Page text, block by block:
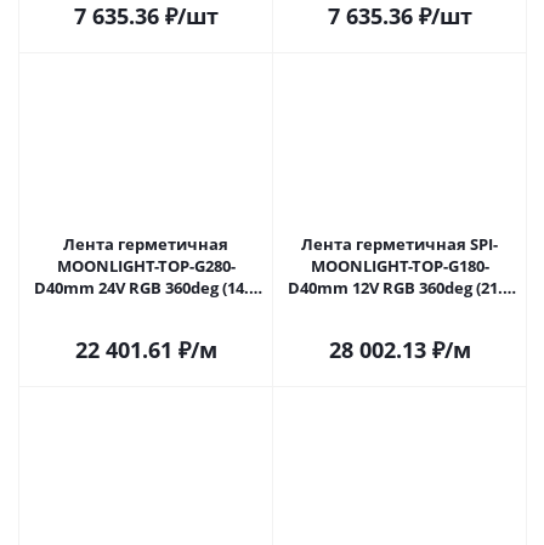
года)
7 635.36₽/шт
года)
7 635.36₽/шт
Лента герметичная
MOONLIGHT-TOP-G280-
D40mm 24V RGB 360deg (14.4
года)
22 401.61 ₽/м
Лента герметичная SPI-
MOONLIGHT-TOP-G180-
D40mm 12V RGB 360deg (21.6
года)
28 002.13₽/м